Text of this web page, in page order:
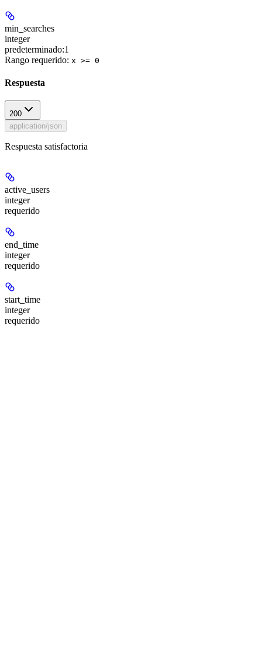
min_searches
integer
predeterminado:1
Rango requerido: x >= 0
Respuesta
200
application/json
Respuesta satisfactoria
active_users
integer
requerido
end_time
integer
requerido
start_time
integer
requerido